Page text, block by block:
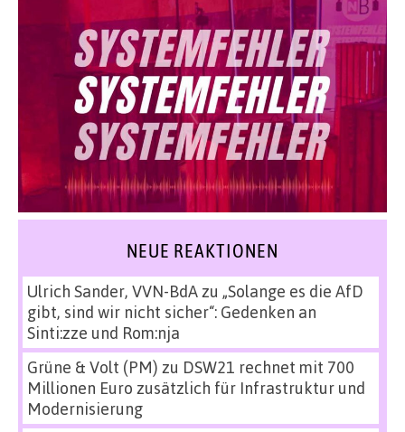
NEUE REAKTIONEN
Ulrich Sander, VVN-BdAzu „Solange es die AfD
gibt, sind wir nicht sicher“: Gedenken an
Sinti:zze und Rom:nja
Grüne & Volt (PM) zu DSW21 rechnet mit 700
Millionen Euro zusätzlich für Infrastruktur und
Modernisierung